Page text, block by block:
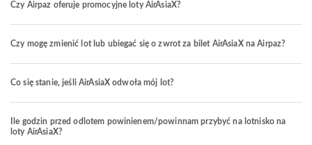
Czy Airpaz oferuje promocyjne loty AirAsiaX?
Czy mogę zmienić lot lub ubiegać się o zwrot za bilet AirAsiaX na Airpaz?
Co się stanie, jeśli AirAsiaX odwoła mój lot?
Ile godzin przed odlotem powinienem/powinnam przybyć na lotnisko na
loty AirAsiaX?